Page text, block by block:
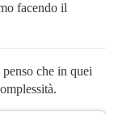
facendo il
che in quei